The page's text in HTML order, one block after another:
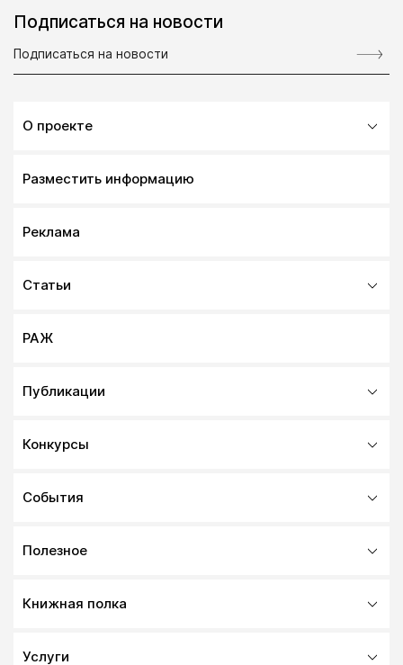
Подписаться на новости
О проекте
Разместить информацию
Реклама
Статьи
РАЖ
Публикации
Конкурсы
События
Полезное
Книжная полка
Услуги